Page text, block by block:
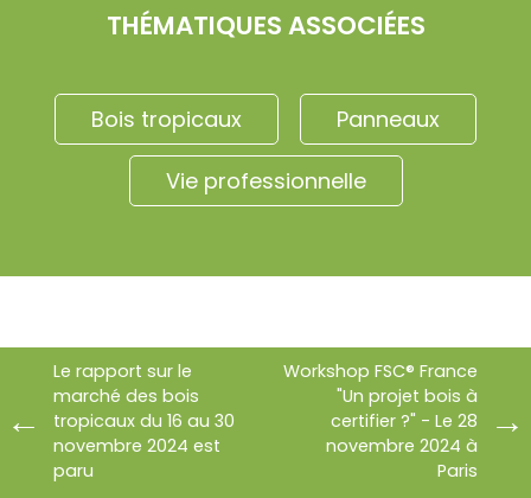
THÉMATIQUES ASSOCIÉES
Bois tropicaux Panneaux
Vie professionnelle
Le rapport sur le
marché des bois
tropicaux du 16 au 30
novembre 2024 est
paru
Workshop FSC® France
"Un projet bois à
certifier ?" - Le 28
novembre 2024 à
Paris